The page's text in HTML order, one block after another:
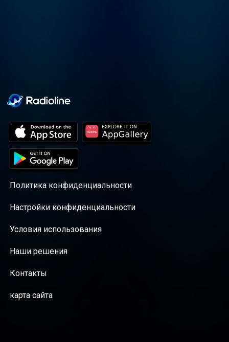
Политика конфиденциальности
Настройки конфиденциальности
Условия использования
Наши решения
Контакты
карта сайта